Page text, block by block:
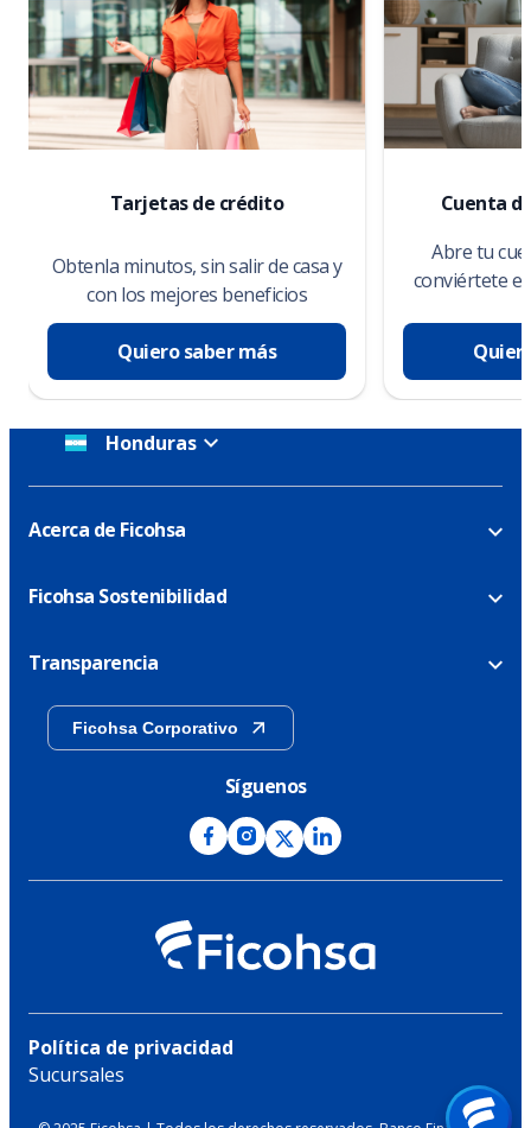
Tarjetas de crédito
Obtenla minutos, sin salir de casa y
con los mejores beneficios
Quiero saber más
Cuenta
Abre tu
conviértete
Honduras
Acerca de Ficohsa
Ficohsa Sostenibilidad
Transparencia
Ficohsa Corporativo
Síguenos
Política de privacidad
Sucursales